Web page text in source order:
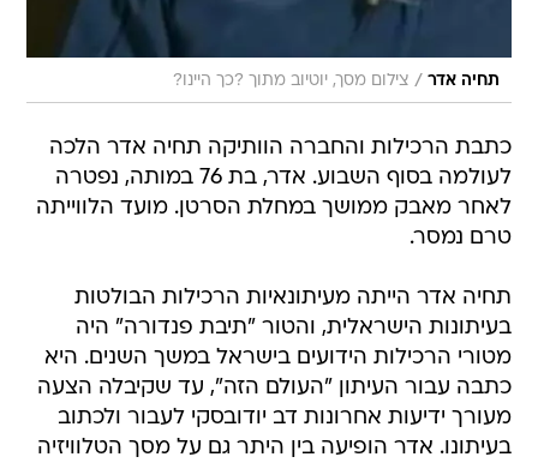
תחיה אדר / צילום מסך, יוטיוב מתוך ?כך היינו?
כתבת הרכילות והחברה הוותיקה תחיה אדר הלכה
לעולמה בסוף השבוע. אדר, בת 76 במותה, נפטרה
לאחר מאבק ממושך במחלת הסרטן. מועד הלווייתה
טרם נמסר.
תחיה אדר הייתה מעיתונאיות הרכילות הבולטות
בעיתונות הישראלית, והטור "תיבת פנדורה" היה
מטורי הרכילות הידועים בישראל במשך השנים. היא
כתבה עבור העיתון "העולם הזה", עד שקיבלה הצעה
מעורך ידיעות אחרונות דב יודובסקי לעבור ולכתוב
בעיתונו. אדר הופיעה בין היתר גם על מסך הטלוויזיה